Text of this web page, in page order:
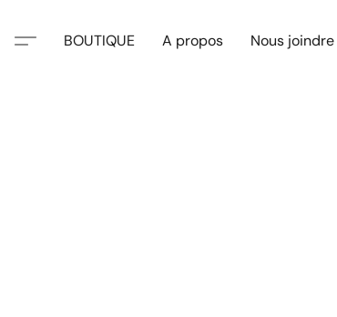
BOUTIQUE A propos Nous joindre